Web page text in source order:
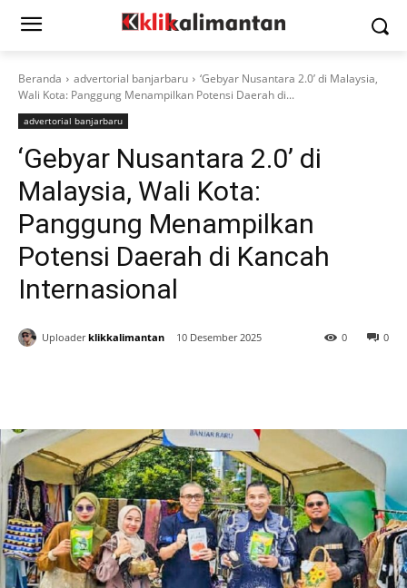
Beranda advertorial banjarbaru
‘Gebyar Nusantara 2.0’ di Malaysia,
Wali Kota: Panggung Menampilkan Potensi Daerah di...
advertorial banjarbaru
‘Gebyar Nusantara 2.0’ di
Malaysia, Wali Kota:
Panggung Menampilkan
Potensi Daerah di Kancah
Internasional
Uploader klikkalimantan 10 Desember 2025 0
0